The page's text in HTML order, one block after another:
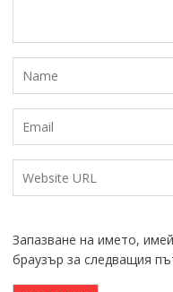
Запазване на името,
браузър за следващия